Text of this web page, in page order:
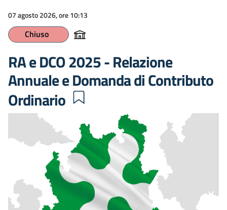
07 agosto 2026, ore 10:13
Chiuso
RA e DCO 2025 - Relazione
Annuale e Domanda di Contributo
Ordinario